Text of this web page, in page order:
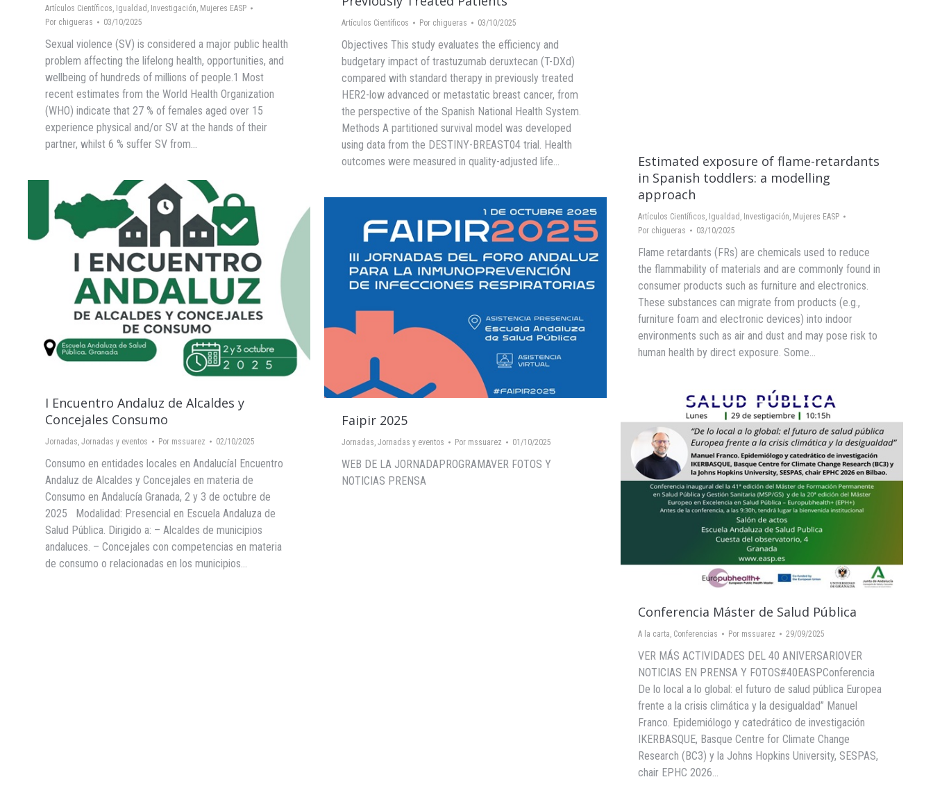
Artículos Científicos Por chigueras 03/10/2025
Objectives This study evaluates the efficiency and
budgetary impact of trastuzumab deruxtecan (T-DXd)
compared with standard therapy in previously treated
HER2-low advanced or metastatic breast cancer, from
the perspective of the Spanish National Health System.
Methods A partitioned survival model was developed
using data from the DESTINY-BREAST04 trial. Health
outcomes were measured in quality-adjusted life…
Artículos Científicos Igualdad Investigación Mujeres EASP
Por chigueras 03/10/2025
Sexual violence (SV) is considered a major public health
problem affecting the lifelong health, opportunities, and
wellbeing of hundreds of millions of people.1 Most
recent estimates from the World Health Organization
(WHO) indicate that 27 % of females aged over 15
experience physical and/or SV at the hands of their
partner, whilst 6 % suffer SV from…
Estimated exposure of flame-retardants
in Spanish toddlers: a modelling
approach
Artículos Científicos, Igualdad , Investigación, Mujeres EASP
Por chigueras 03/10/2025
Flame retardants (FRs) are chemicals used to reduce
the flammability of materials and are commonly found in
consumer products such as furniture and electronics.
These substances can migrate from products (e.g.,
furniture foam and electronic devices) into indoor
environments such as air and dust and may pose risk to
human health by direct exposure. Some…
I Encuentro Andaluz de Alcaldes y
Concejales Consumo
Jornadas Jornadas y eventos Por mssuarez 02/10/2025
Consumo en entidades locales en AndalucíaI Encuentro
Andaluz de Alcaldes y Concejales en materia de
Consumo en Andalucía Granada, 2 y 3 de octubre de
2025 Modalidad: Presencial en Escuela Andaluza de
Salud Pública. Dirigido a: – Alcaldes de municipios
andaluces. – Concejales con competencias en materia
de consumo o relacionadas en los municipios…
Faipir 2025
Jornadas Jornadas y eventos Por mssuarez 01/10/2025
WEB DE LA JORNADAPROGRAMAVER FOTOS Y
NOTICIAS PRENSA
Conferencia Máster de Salud Pública
A la carta Conferencias Por mssuarez 29/09/2025
VER MÁS ACTIVIDADES DEL 40 ANIVERSARIOVER
NOTICIAS EN PRENSA Y FOTOS#40EASPConferencia
De lo local a lo global: el futuro de salud pública Europea
frente a la crisis climática y la desigualdad” Manuel
Franco. Epidemiólogo y catedrático de investigación
IKERBASQUE, Basque Centre for Climate Change
Research (BC3) y la Johns Hopkins University, SESPAS,
chair EPHC 2026…